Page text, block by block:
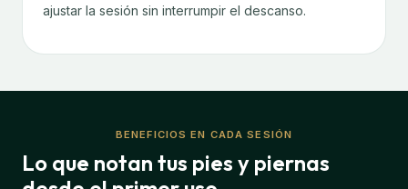
ajustar la sesión sin interrumpir el descanso.
BENEFICIOS EN CADA SESIÓN
Lo que notan tus pies y piernas